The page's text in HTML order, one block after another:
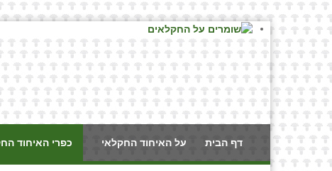
דף הבית על האיחוד החקלאי כפרי האיחוד